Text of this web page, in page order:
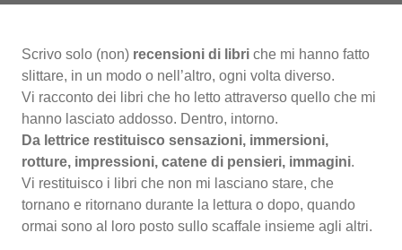
Scrivo solo (non) recensioni di libri che mi hanno fatto
slittare, in un modo o nell’altro, ogni volta diverso.
Vi racconto dei libri che ho letto attraverso quello che mi
hanno lasciato addosso. Dentro, intorno.
Da lettrice restituisco sensazioni, immersioni,
rotture, impressioni, catene di pensieri, immagini.
Vi restituisco i libri che non mi lasciano stare, che
tornano e ritornano durante la lettura o dopo, quando
ormai sono al loro posto sullo scaffale insieme agli altri.